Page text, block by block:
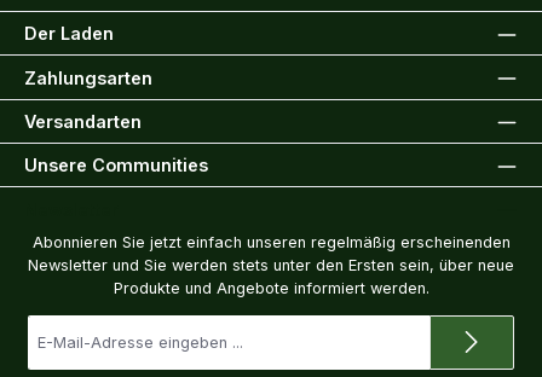
Der Laden
Zahlungsarten
Versandarten
Unsere Communities
Abonnieren Sie jetzt einfach unseren regelmäßig erscheinenden
Newsletter und Sie werden stets unter den Ersten sein, über neue
Produkte und Angebote informiert werden.
Mail-